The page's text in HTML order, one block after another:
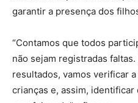
garantir a presença dos
“Contamos que todos
não sejam registradas
resultados, vamos verificar
crianças e, assim, identificar